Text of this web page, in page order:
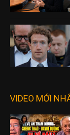
VIDEO MỚI